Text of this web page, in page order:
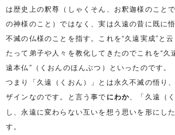
は歴史上の釈尊（しゃくそん、お釈迦様のこと
の神様のこと）ではなく、実は久遠の昔に既に
不滅の仏様のことを指す。これを“久遠実成”と
たって弟子や人々を教化してきたのでこれを“久
遠本仏”（くおんのほんぶつ）といったのです。
つまり「久遠（くおん）」とは永久不滅の悟り
ザインなのです。と言う事でにわか 、「久遠（
し、永遠に変わらない互いを想う思いを形にし
す。